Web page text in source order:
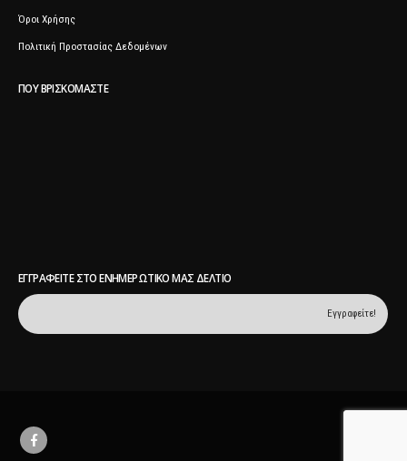
Όροι Χρήσης
Πολιτική Προστασίας Δεδομένων
ΠΟΥ ΒΡΙΣΚΌΜΑΣΤΕ
ΕΓΓΡΑΦΕΊΤΕ ΣΤΟ ΕΝΗΜΕΡΩΤΙΚΌ ΜΑΣ ΔΕΛΤΊΟ